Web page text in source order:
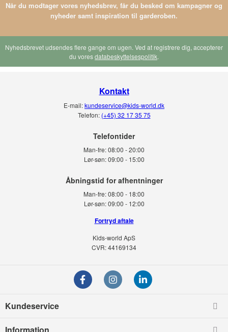
Når du modtager vores nyhedsbrev, får du besked om kampagner og
nyheder samt inspiration til garderoben.
Nyhedsbrevet udsendes flere gange om ugen. Ved at registrere dig, accepterer
du voresdatabeskyttelsespolitik.
Kontakt
E-mail:kundeservice@kids-world.dk
Telefon: (+45) 32 17 35 75
Telefontider
Man-fre:08:00 - 20:00
Lør-søn: 09:00 - 15:00
Man-fre:08:00 - 18:00
Lør-søn:09:00 - 12:00
Fortryd aftale
Kids-world ApS
CVR: 44169134
Kundeservice